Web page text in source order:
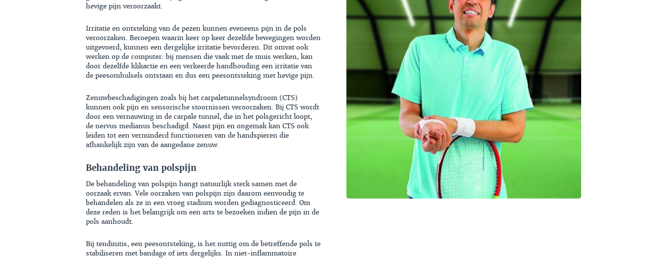
hevige pijn veroorzaakt.
Irritatie en ontsteking van de pezen kunnen eveneens pijn in de pols
veroorzaken. Beroepen waarin keer op keer dezelfde bewegingen worden
uitgevoerd, kunnen een dergelijke irritatie bevorderen. Dit omvat ook
werken op de computer: bij mensen die vaak met de muis werken, kan
door dezelfde klikactie en een verkeerde handhouding een irritatie van
de peesomhulsels ontstaan en dus een peesontsteking met hevige pijn.
Zenuwbeschadigingen zoals bij het carpaletunnelsyndroom (CTS)
kunnen ook pijn en sensorische stoornissen veroorzaken. Bij CTS wordt
door een vernauwing in de carpale tunnel, die in het polsgericht loopt,
de nervus medianus beschadigd. Naast pijn en ongemak kan CTS ook
leiden tot een verminderd functioneren van de handspieren die
afhankelijk zijn van de aangedane zenuw.
Behandeling van polspijn
De behandeling van polspijn hangt natuurlijk sterk samen met de
oorzaak ervan. Vele oorzaken van polspijn zijn daarom eenvoudig te
behandelen als ze in een vroeg stadium worden gediagnosticeerd. Om
deze reden is het belangrijk om een arts te bezoeken indien de pijn in de
pols aanhoudt.
Bij tendinitis, een peesontsteking, is het nuttig om de betreffende pols te
stabiliseren met bandage of iets dergelijks. In niet-inflammatoire